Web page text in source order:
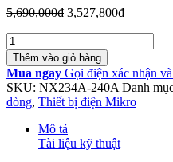
5,690,000₫ Giá
5,690,000₫.
3,527,800₫Giá
Số
lượng
Thêm vào giỏ hàng
Mua ngay Gọi điện xác nhận
SKU: NX234A-240A Danh
dòng, Thiết bị điện Mikro
Mô tả
Tài liệu kỹ thuật